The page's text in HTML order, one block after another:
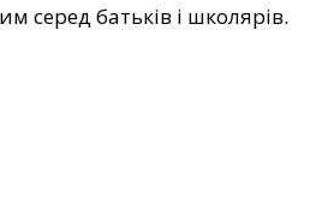
серед батьків і школярів.